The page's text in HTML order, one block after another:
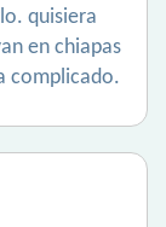
quisiera
en chiapas
complicado.